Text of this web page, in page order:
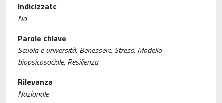
Indicizzato
No
Parole chiave
Scuola e università, Benessere, Stress, Modello
biopsicosociale, Resilienza
Rilevanza
Nazionale